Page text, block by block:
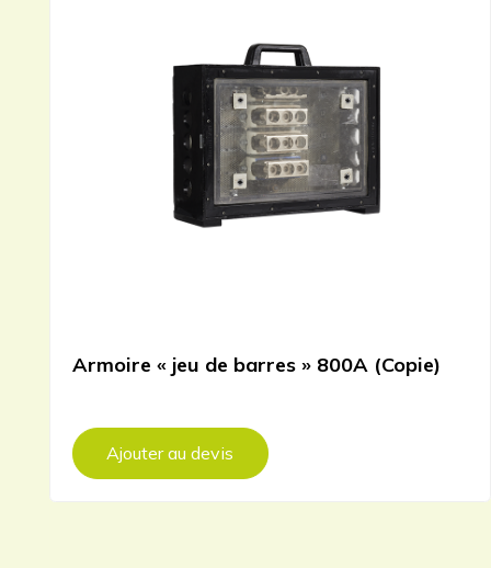
Armoire « jeu de barres » 800A (Copie)
Ajouter au devis